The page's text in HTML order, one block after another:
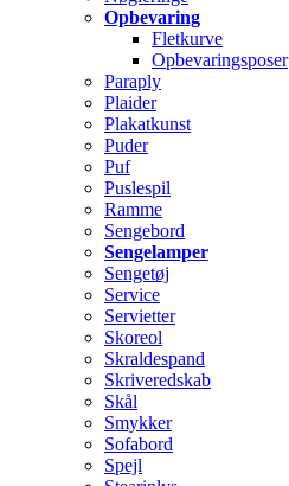
Opbevaring
Fletkurve
Opbevaringsposer
Paraply
Plaider
Plakatkunst
Puder
Puf
Puslespil
Ramme
Sengebord
Sengelamper
Sengetøj
Service
Servietter
Skoreol
Skraldespand
Skriveredskab
Skål
Smykker
Sofabord
Spejl